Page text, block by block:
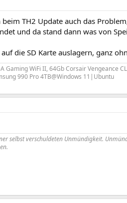
TH2 Update auch das
und da stand dann was von
die SD Karte auslagern, ganz
Gaming WiFi II, 64Gb Corsair Vengeance
990 Pro 4TB@Windows 11|Ubuntu
selbst verschuldeten Unmündigkeit.